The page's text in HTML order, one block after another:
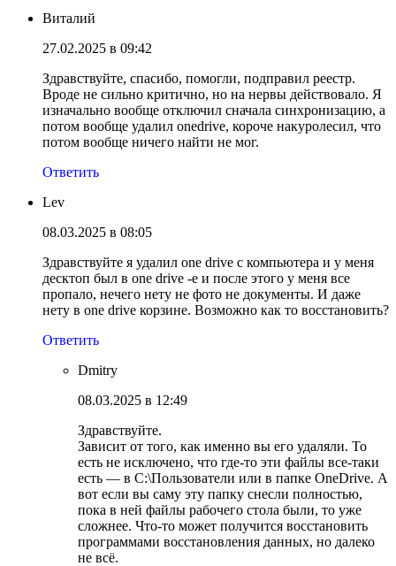
Виталий
27.02.2025 в 09:42
Здравствуйте, спасибо, помогли, подправил реестр.
Вроде не сильно критично, но на нервы действовало. Я
изначально вообще отключил сначала синхронизацию, а
потом вообще удалил onedrive, короче накуролесил, что
потом вообще ничего найти не мог.
Ответить
Lev
08.03.2025 в 08:05
Здравствуйте я удалил one drive с компьютера и у меня
десктоп был в one drive -е и после этого у меня все
пропало, нечего нету не фото не документы. И даже
нету в one drive корзине. Возможно как то восстановить?
Ответить
Dmitry
08.03.2025 в 12:49
Здравствуйте.
Зависит от того, как именно вы его удаляли. То
есть не исключено, что где-то эти файлы все-таки
есть — в C:\Пользователи или в папке OneDrive. А
вот если вы саму эту папку снесли полностью,
пока в ней файлы рабочего стола были, то уже
сложнее. Что-то может получится восстановить
программами восстановления данных, но далеко
не всё.